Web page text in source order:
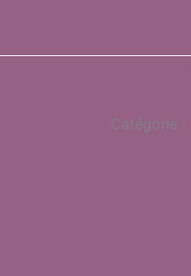
Catégorie :